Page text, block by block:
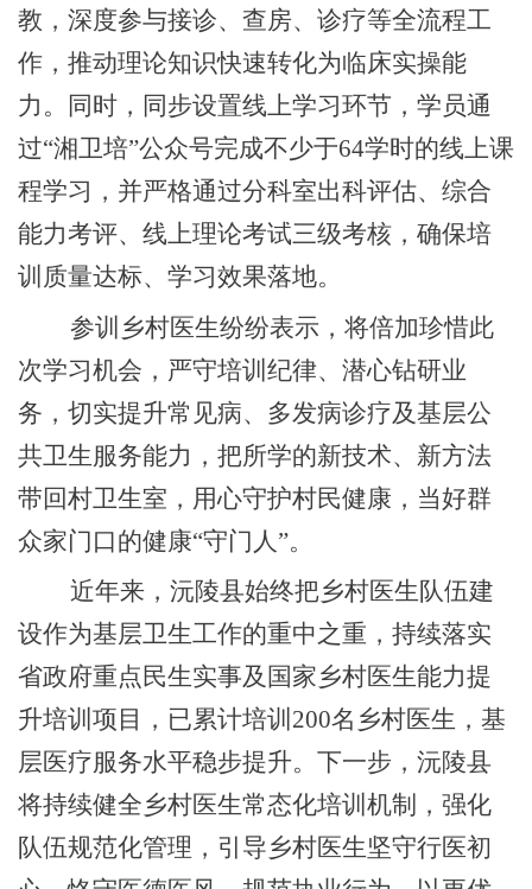
教，深度参与接诊、查房、诊疗等全流程工
作，推动理论知识快速转化为临床实操能
力。同时，同步设置线上学习环节，学员通
过“湘卫培”公众号完成不少于64学时的线上课
程学习，并严格通过分科室出科评估、综合
能力考评、线上理论考试三级考核，确保培
训质量达标、学习效果落地。
参训乡村医生纷纷表示，将倍加珍惜此
次学习机会，严守培训纪律、潜心钻研业
务，切实提升常见病、多发病诊疗及基层公
共卫生服务能力，把所学的新技术、新方法
带回村卫生室，用心守护村民健康，当好群
众家门口的健康“守门人”。
近年来，沅陵县始终把乡村医生队伍建
设作为基层卫生工作的重中之重，持续落实
省政府重点民生实事及国家乡村医生能力提
升培训项目，已累计培训200名乡村医生，基
层医疗服务水平稳步提升。下一步，沅陵县
将持续健全乡村医生常态化培训机制，强化
队伍规范化管理，引导乡村医生坚守行医初